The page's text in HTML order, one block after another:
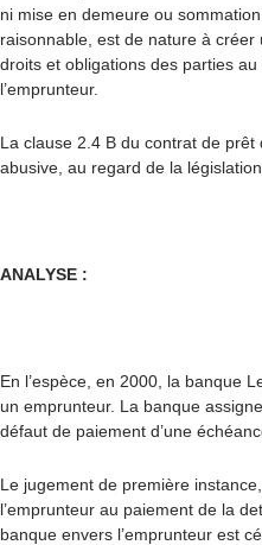
ni mise en demeure ou
raisonnable, est de nature à
droits et obligations des parties
l’emprunteur.
La clause 2.4 B du contrat de
abusive, au regard de la
ANALYSE :
En l’espèce, en 2000, la banque
un emprunteur. La banque
défaut de paiement d’une
Le jugement de première
l’emprunteur au paiement de la
banque envers l’emprunteur est